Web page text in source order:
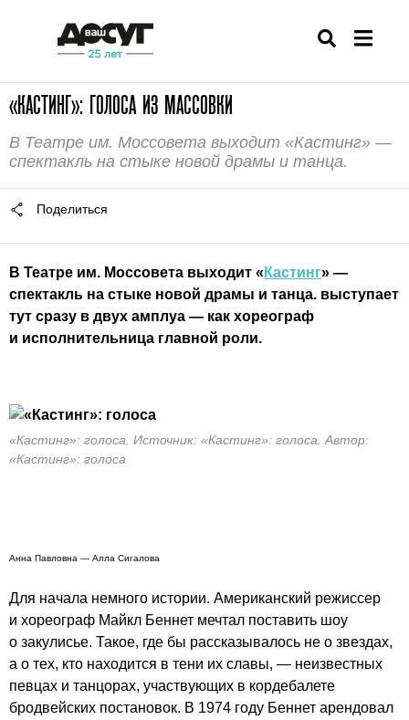
«КАСТИНГ»: ГОЛОСА ИЗ МАССОВКИ
В Театре им. Моссовета выходит «Кастинг» —
спектакль на стыке новой драмы и танца.
Поделиться
В Театре им. Моссовета выходит « Кастинг» —
спектакль на стыке новой драмы и танца. выступает
тут сразу в двух амплуа — как хореограф
и исполнительница главной роли.
«Кастинг»: голоса. Источник: «Кастинг»: голоса. Автор:
«Кастинг»: голоса
Анна Павловна — Алла Сигалова
Для начала немного истории. Американский режиссер
и хореограф Майкл Беннет мечтал поставить шоу
о закулисье. Такое, где бы рассказывалось не о звездах,
а о тех, кто находится в тени их славы, — неизвестных
певцах и танцорах, участвующих в кордебалете
бродвейских постановок. В 1974 году Беннет арендовал